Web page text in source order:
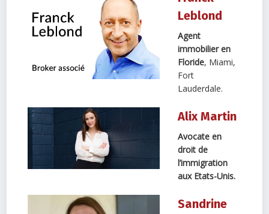
Leblond
Agent
immobilier en
Floride, Miami,
Fort
Lauderdale.
Alix Martin
Avocate en
droit de
l’immigration
aux Etats-Unis.
Sandrine